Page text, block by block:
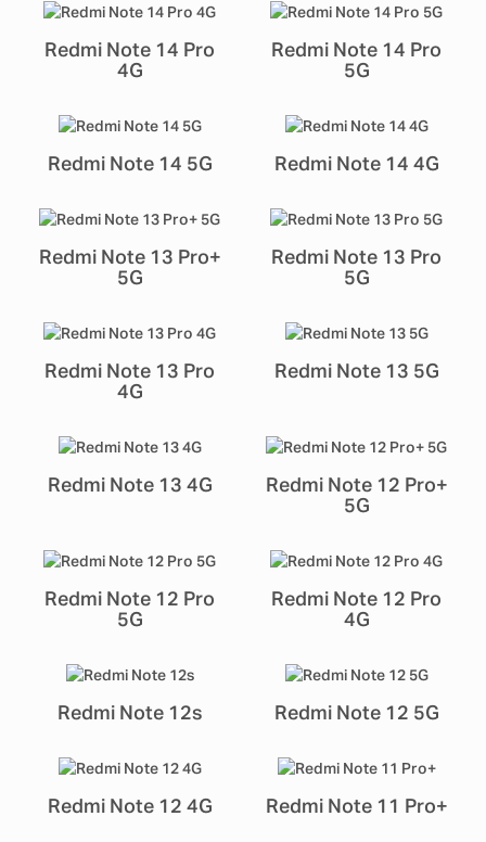
Redmi Note 14 Pro
4G
Redmi Note 14 Pro
5G
Redmi Note 14 5G Redmi Note 14 4G
Redmi Note 13 Pro+
5G
Redmi Note 13 Pro
5G
Redmi Note 13 Pro
4G
Redmi Note 13 5G
Redmi Note 13 4G
Redmi Note 12 Pro+
5G
Redmi Note 12 Pro
5G
Redmi Note 12 Pro
4G
Redmi Note 12s Redmi Note 12 5G
Redmi Note 12 4G Redmi Note 11 Pro+